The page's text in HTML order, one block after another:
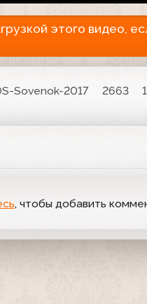
этого видео,
Sovenok-2017 2663
, чтобы добавить